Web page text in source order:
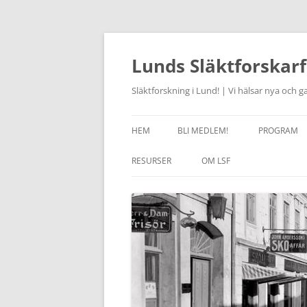
Hoppa
Lunds
Släktforskning i Lund! | Vi hälsar nya och
HEM BLI MEDLEM! PROGRAM
RESURSER
OM SLÄKTFORSKNING
RABATT I RÖTTERBOKHANDELN
ANCESTRY – RABATT
SKÅNES
OM LSF
STYRELSEN 2026
STADGAR
LSF HANTERING AV
PERSONUPPGIFTER